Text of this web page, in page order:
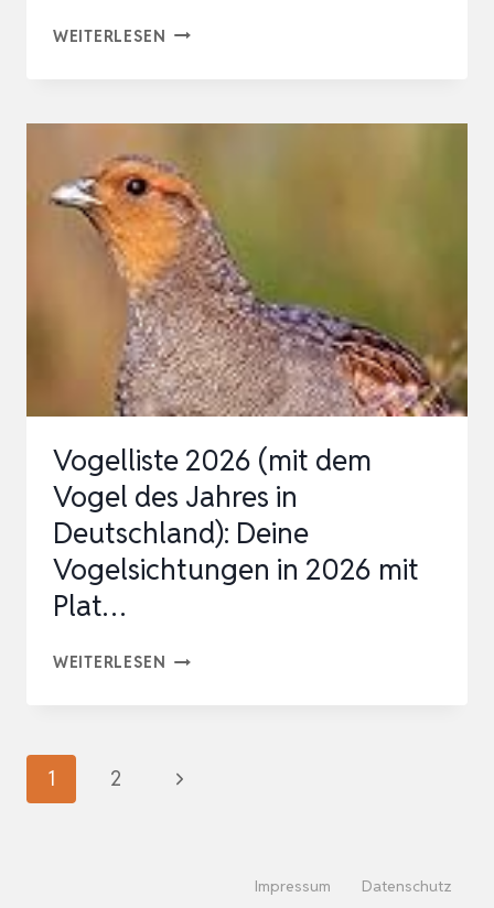
WEITERLESEN VÖGEL
OHREN:
DER
ULTIMATIVE
VOGELSTIMMEN-
GUIDE:
BUCH
UND
APP
SICHERES
ERK…
Vogelliste 2026 (mit dem
Vogel des Jahres in
Deutschland): Deine
Vogelsichtungen in 2026 mit
Plat…
WEITERLESEN VOGELLISTE
VOGEL
Seitennavigation
1 2
Nächste
Impressum Datenschutz